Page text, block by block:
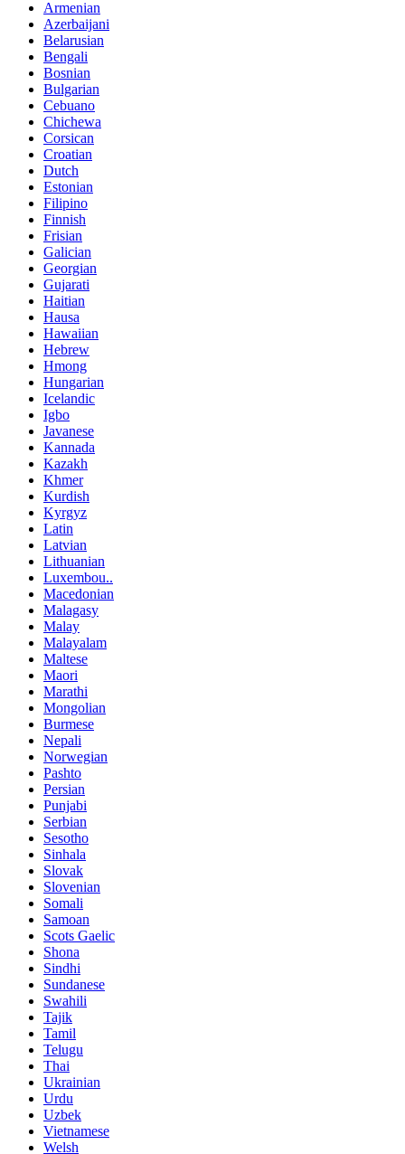
Armenian
Azerbaijani
Belarusian
Bengali
Bosnian
Bulgarian
Cebuano
Chichewa
Corsican
Croatian
Dutch
Estonian
Filipino
Finnish
Frisian
Galician
Georgian
Gujarati
Haitian
Hausa
Hawaiian
Hebrew
Hmong
Hungarian
Icelandic
Igbo
Javanese
Kannada
Kazakh
Khmer
Kurdish
Kyrgyz
Latin
Latvian
Lithuanian
Luxembou..
Macedonian
Malagasy
Malay
Malayalam
Maltese
Maori
Marathi
Mongolian
Burmese
Nepali
Norwegian
Pashto
Persian
Punjabi
Serbian
Sesotho
Sinhala
Slovak
Slovenian
Somali
Samoan
Scots Gaelic
Shona
Sindhi
Sundanese
Swahili
Tajik
Tamil
Telugu
Thai
Ukrainian
Urdu
Uzbek
Vietnamese
Welsh